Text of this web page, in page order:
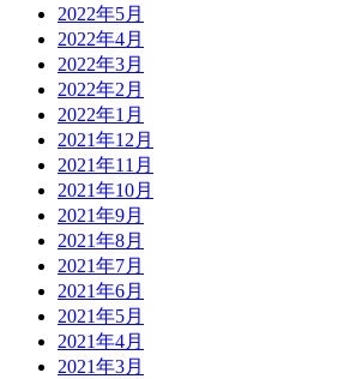
2022年5月
2022年4月
2022年3月
2022年2月
2022年1月
2021年12月
2021年11月
2021年10月
2021年9月
2021年8月
2021年7月
2021年6月
2021年5月
2021年4月
2021年3月